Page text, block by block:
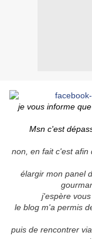
je vous informe que
Msn c'est
non, en fait c'est afin
élargir mon panel
j'espère
le blog m'a permis
puis de rencontrer